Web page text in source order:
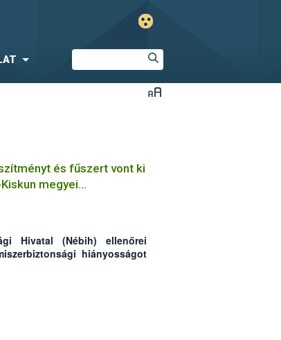
és fűszert vont ki
megyei
Hivatal (Nébih) ellenőrei
hiányosságot
húskészítmény és fűszer
elrendelte az állati